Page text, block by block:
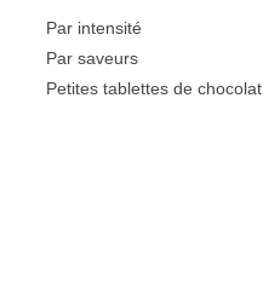
Par intensité
Par saveurs
Petites tablettes de chocolat